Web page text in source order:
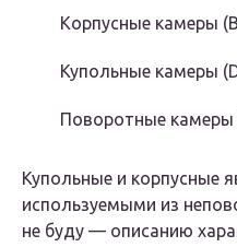
Корпусные камеры
Купольные камеры
Поворотные камеры
Купольные и корпусные
используемыми из
не буду — описанию